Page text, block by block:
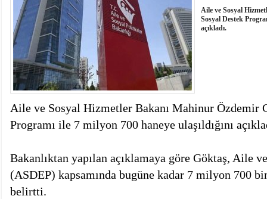
13:14- Mardin’de yangına müdahale eden itfaiye
13:13- Başkan Genç, Şırnak'ta dönel kavşak çağrısını
13:07- Bakan Memişoğlu: 500 yataklı hastanemizi
13:06
- Bitlis'te bir kişinin hayatını kaybettiği husumet
13:05
- Öter: Çiftçinin kullandığı mazot, gübre ve
13:03
- Batman Üniversitesinin 2026 YKS kontenjanı
Aile ve Sosyal
Sosyal Destek
açıkladı.
Aile ve Sosyal Hizmetler Bakanı Mahinur Özdemir
Programı ile 7 milyon 700 haneye ulaşıldığını
Bakanlıktan yapılan açıklamaya göre Göktaş, Aile
(ASDEP) kapsamında bugüne kadar 7 milyon 700
belirtti.